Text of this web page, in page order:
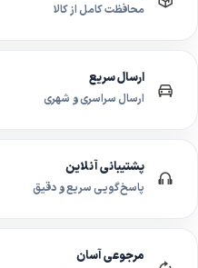
محافظت کامل از کالا
ارسال سریع
ارسال سراسری و شهری
پشتیبانی آنلاین
پاسخ‌گویی سریع و دقیق
مرجوعی آسان